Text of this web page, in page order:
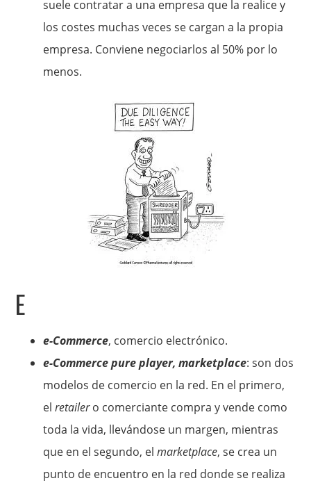
suele contratar a una empresa que la realice y
los costes muchas veces se cargan a la propia
empresa. Conviene negociarlos al 50% por lo
menos.
E
e-Commerce, comercio electrónico.
e-Commerce pure player, marketplace: son dos
modelos de comercio en la red. En el primero,
elretailero comerciante compra y vende como
toda la vida, llevándose un margen, mientras
que en el segundo, elmarketplace, se crea un
punto de encuentro en la red donde se realiza